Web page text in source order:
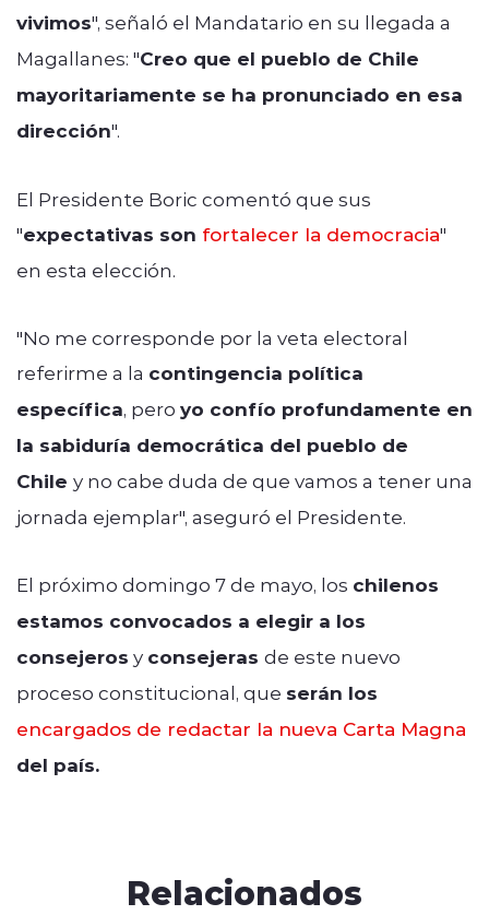
vivimos", señaló el Mandatario en su llegada a
Magallanes: "Creo que el pueblo de Chile
mayoritariamente se ha pronunciado en esa
dirección".
El Presidente Boric comentó que sus
"expectativas son fortalecer la democracia"
en esta elección.
"No me corresponde por la veta electoral
referirme a la contingencia política
específica, pero yo confío profundamente en
la sabiduría democrática del pueblo de
Chile y no cabe duda de que vamos a tener una
jornada ejemplar", aseguró el Presidente.
El próximo domingo 7 de mayo, los chilenos
estamos convocados a elegir a los
consejeros y consejeras de este nuevo
proceso constitucional, que serán los
encargados de redactar la nueva Carta Magna
del país.
Relacionados